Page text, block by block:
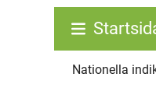
Nationella